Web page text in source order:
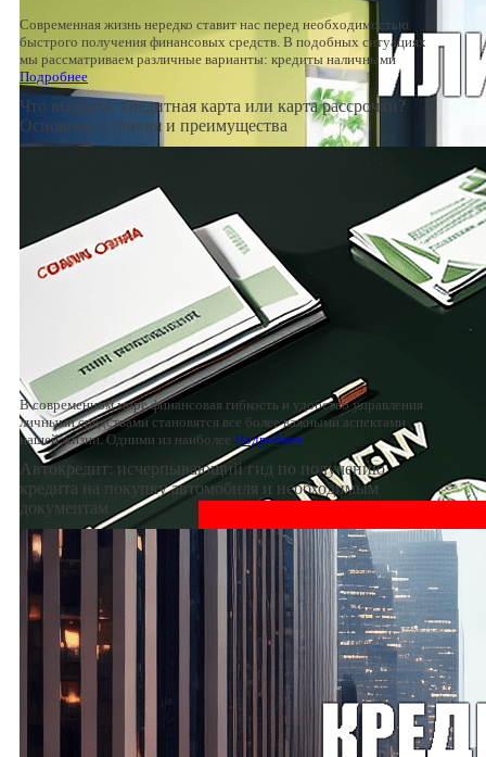
Современная жизнь нередко ставит нас перед необходимостью
быстрого получения финансовых средств. В подобных ситуациях
мы рассматриваем различные варианты: кредиты наличными
Подробнее
Что выбрать: кредитная карта или карта рассрочки?
Основные отличия и преимущества
В современном мире финансовая гибкость и удобство управления
личными средствами становятся все более важными аспектами
нашей жизни. Одними из наиболее Подробнее
Автокредит: исчерпывающий гид по получению
кредита на покупку автомобиля и необходимым
документам